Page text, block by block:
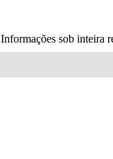
Informações sob inteira